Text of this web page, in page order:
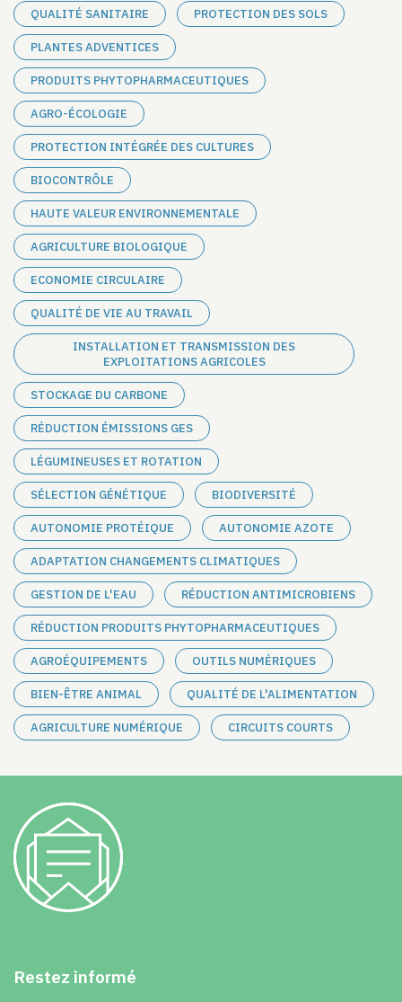
QUALITÉ SANITAIRE PROTECTION DES SOLS
PLANTES ADVENTICES
PRODUITS PHYTOPHARMACEUTIQUES
AGRO-ÉCOLOGIE
PROTECTION INTÉGRÉE DES CULTURES
BIOCONTRÔLE
HAUTE VALEUR ENVIRONNEMENTALE
AGRICULTURE BIOLOGIQUE
ECONOMIE CIRCULAIRE
QUALITÉ DE VIE AU TRAVAIL
INSTALLATION ET TRANSMISSION DES
EXPLOITATIONS AGRICOLES
STOCKAGE DU CARBONE
RÉDUCTION ÉMISSIONS GES
LÉGUMINEUSES ET ROTATION
SÉLECTION GÉNÉTIQUE BIODIVERSITÉ
AUTONOMIE PROTÉIQUE AUTONOMIE AZOTE
ADAPTATION CHANGEMENTS CLIMATIQUES
GESTION DE L'EAU RÉDUCTION ANTIMICROBIENS
RÉDUCTION PRODUITS PHYTOPHARMACEUTIQUES
AGROÉQUIPEMENTS OUTILS NUMÉRIQUES
BIEN-ÊTRE ANIMAL QUALITÉ DE L'ALIMENTATION
AGRICULTURE NUMÉRIQUE CIRCUITS COURTS
Restez informé